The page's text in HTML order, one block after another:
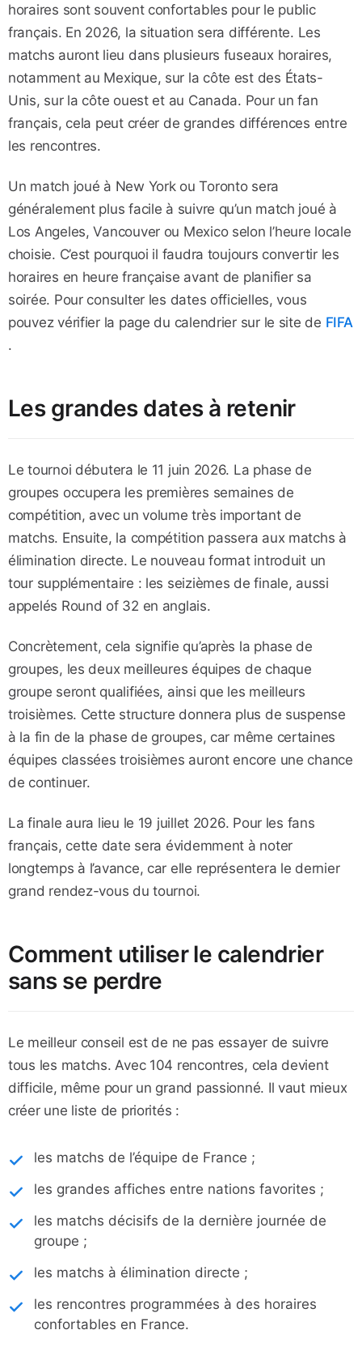
horaires sont souvent confortables pour le public
français. En 2026, la situation sera différente. Les
matchs auront lieu dans plusieurs fuseaux horaires,
notamment au Mexique, sur la côte est des États-
Unis, sur la côte ouest et au Canada. Pour un fan
français, cela peut créer de grandes différences entre
les rencontres.
Un match joué à New York ou Toronto sera
généralement plus facile à suivre qu’un match joué à
Los Angeles, Vancouver ou Mexico selon l’heure locale
choisie. C’est pourquoi il faudra toujours convertir les
horaires en heure française avant de planifier sa
soirée. Pour consulter les dates officielles, vous
pouvez vérifier la page du calendrier sur le site de FIFA
.
Les grandes dates à retenir
Le tournoi débutera le 11 juin 2026. La phase de
groupes occupera les premières semaines de
compétition, avec un volume très important de
matchs. Ensuite, la compétition passera aux matchs à
élimination directe. Le nouveau format introduit un
tour supplémentaire : les seizièmes de finale, aussi
appelés Round of 32 en anglais.
Concrètement, cela signifie qu’après la phase de
groupes, les deux meilleures équipes de chaque
groupe seront qualifiées, ainsi que les meilleurs
troisièmes. Cette structure donnera plus de suspense
à la fin de la phase de groupes, car même certaines
équipes classées troisièmes auront encore une chance
de continuer.
La finale aura lieu le 19 juillet 2026. Pour les fans
français, cette date sera évidemment à noter
longtemps à l’avance, car elle représentera le dernier
grand rendez-vous du tournoi.
Comment utiliser le calendrier
sans se perdre
Le meilleur conseil est de ne pas essayer de suivre
tous les matchs. Avec 104 rencontres, cela devient
difficile, même pour un grand passionné. Il vaut mieux
créer une liste de priorités :
les matchs de l’équipe de France ;
les grandes affiches entre nations favorites ;
les matchs décisifs de la dernière journée de
groupe ;
les matchs à élimination directe ;
les rencontres programmées à des horaires
confortables en France.